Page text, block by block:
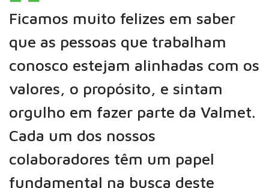
Ficamos muito felizes em saber
que as pessoas que trabalham
conosco estejam alinhadas com os
valores, o propósito, e sintam
orgulho em fazer parte da Valmet.
Cada um dos nossos
colaboradores têm um papel
fundamental na busca deste